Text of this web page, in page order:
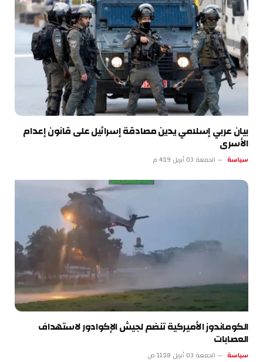
بيان عربي إسلامي يدين مصادقة إسرائيل على قانون إعدام
الأسرى
سياسة الجمعة 03 أبريل 4:19 م
الكوماندوز الأميركية تنضم لجيش الإكوادور لاستهداف
العصابات
سياسة الجمعة 03 أبريل 11:18 ص